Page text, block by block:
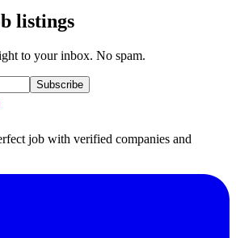
listings
to your inbox. No spam.
Subscribe
job with verified companies and